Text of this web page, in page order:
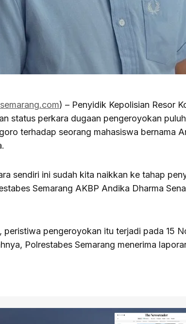
) – Penyidik Kepolisian Resor
status perkara dugaan pengeroyokan
terhadap seorang mahasiswa bernama
sendiri ini sudah kita naikkan ke tahap
Semarang AKBP Andika Dharma
peristiwa pengeroyokan itu terjadi pada 15
Polrestabes Semarang menerima